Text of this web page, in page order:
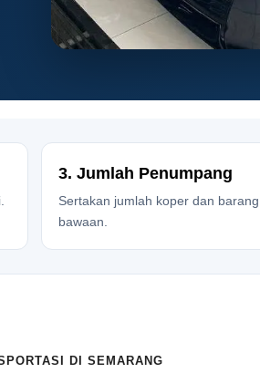
3. Jumlah Penumpang
Sertakan jumlah koper dan barang
bawaan.
DI SEMARANG